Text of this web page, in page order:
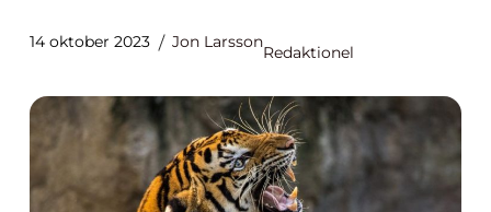
14 oktober 2023 Jon Larsson
Redaktionel